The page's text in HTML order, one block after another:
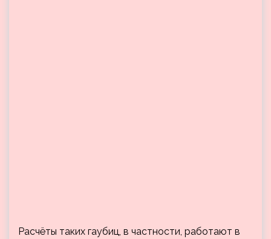
Расчёты таких гаубиц, в частности, работают в